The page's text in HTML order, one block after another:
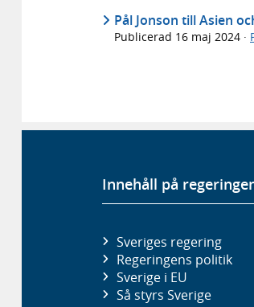
Pål Jonson till Asien
Publicerad 16 maj 2024 ·
Innehåll på
Sveriges regering
Regeringens politik
Sverige i EU
Så styrs Sverige